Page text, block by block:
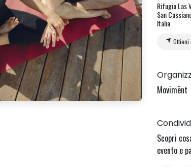
Rifugio Las
San
Italia
Ottieni
Movimënt
Scopri
evento e